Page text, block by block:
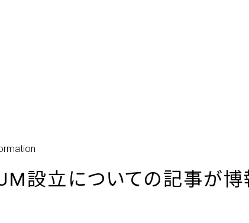
設立についての記事が博